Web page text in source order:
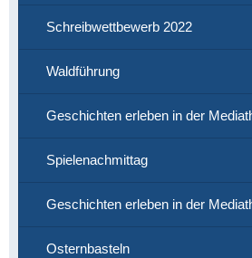
Schreibwettbewerb 2022
Waldführung
Geschichten erleben in der
Spielenachmittag
Geschichten erleben in der
Osternbasteln